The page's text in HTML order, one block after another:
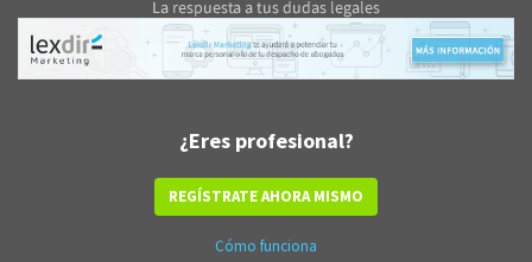
¿Eres profesional?
REGÍSTRATE AHORA MISMO
Cómo funciona